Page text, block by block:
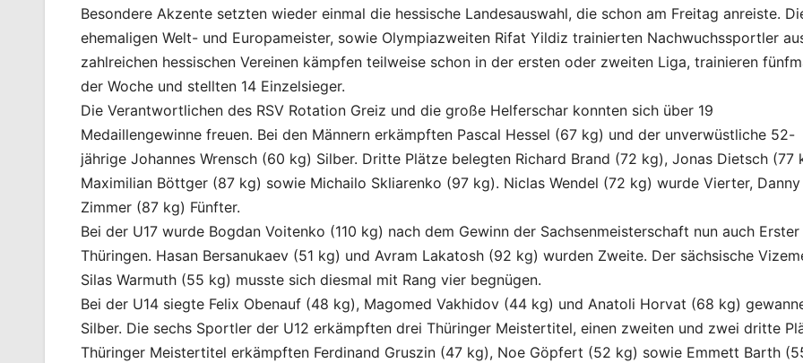
Besondere Akzente setzten wieder einmal die hessische Landesauswahl, die schon am Freitag anreiste.
ehemaligen Welt- und Europameister, sowie Olympiazweiten Rifat Yildiz trainierten Nachwuchssportler
zahlreichen hessischen Vereinen kämpfen teilweise schon in der ersten oder zweiten Liga, trainieren
der Woche und stellten 14 Einzelsieger.
Die Verantwortlichen des RSV Rotation Greiz und die große Helferschar konnten sich über 19
Medaillengewinne freuen. Bei den Männern erkämpften Pascal Hessel (67 kg) und der unverwüstliche 52-
jährige Johannes Wrensch (60 kg) Silber. Dritte Plätze belegten Richard Brand (72 kg), Jonas Dietsch (77
Maximilian Böttger (87 kg) sowie Michailo Skliarenko (97 kg). Niclas Wendel (72 kg) wurde Vierter, Danny
Zimmer (87 kg) Fünfter.
Bei der U17 wurde Bogdan Voitenko (110 kg) nach dem Gewinn der Sachsenmeisterschaft nun auch Erster
Thüringen. Hasan Bersanukaev (51 kg) und Avram Lakatosh (92 kg) wurden Zweite. Der sächsische
Silas Warmuth (55 kg) musste sich diesmal mit Rang vier begnügen.
Bei der U14 siegte Felix Obenauf (48 kg), Magomed Vakhidov (44 kg) und Anatoli Horvat (68 kg)
Silber. Die sechs Sportler der U12 erkämpften drei Thüringer Meistertitel, einen zweiten und zwei dritte
Thüringer Meistertitel erkämpften Ferdinand Gruszin (47 kg), Noe Göpfert (52 kg) sowie Emmett Barth